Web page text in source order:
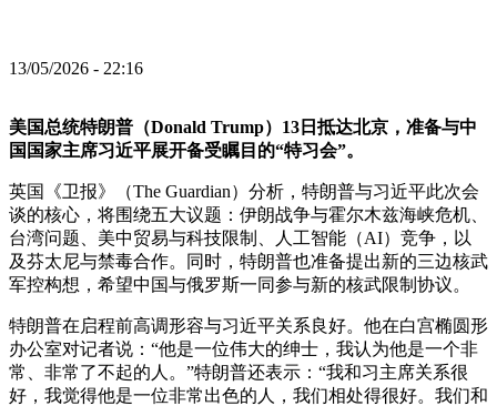
13/05/2026 - 22:16
美国总统特朗普（Donald Trump）13日抵达北京，准备与中
国国家主席习近平展开备受瞩目的“特习会”。
英国《卫报》（The Guardian）分析，特朗普与习近平此次会
谈的核心，将围绕五大议题：伊朗战争与霍尔木兹海峡危机、
台湾问题、美中贸易与科技限制、人工智能（AI）竞争，以
及芬太尼与禁毒合作。同时，特朗普也准备提出新的三边核武
军控构想，希望中国与俄罗斯一同参与新的核武限制协议。
特朗普在启程前高调形容与习近平关系良好。他在白宫椭圆形
办公室对记者说：“他是一位伟大的绅士，我认为他是一个非
常、非常了不起的人。”特朗普还表示：“我和习主席关系很
好，我觉得他是一位非常出色的人，我们相处得很好。我们和